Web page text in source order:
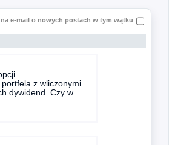
na e-mail o nowych postach w tym wątku
z wliczonymi
dywidend. Czy w